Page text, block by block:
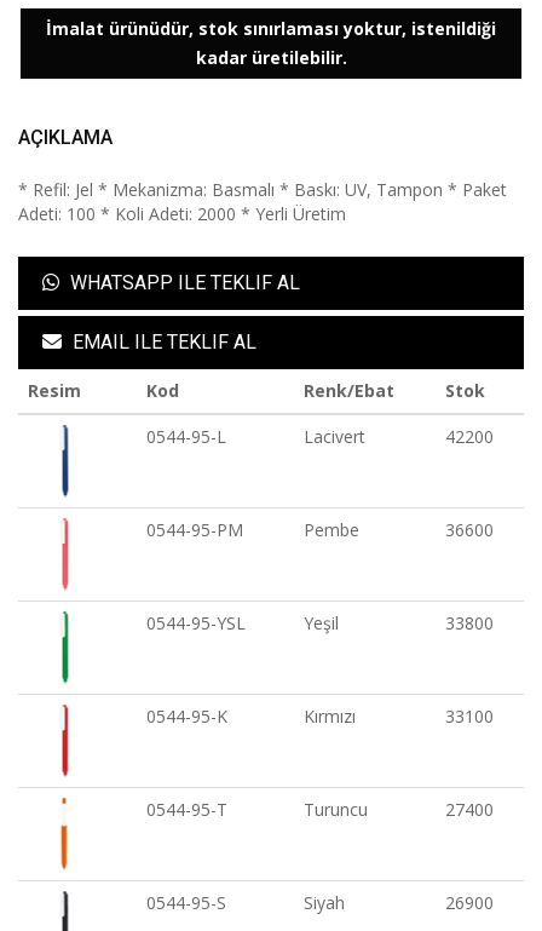
İmalat ürünüdür, stok sınırlaması yoktur, istenildiği
kadar üretilebilir.
AÇIKLAMA
* Refil: Jel * Mekanizma: Basmalı * Baskı: UV, Tampon * Paket
Adeti: 100 * Koli Adeti: 2000 * Yerli Üretim
WHATSAPP ILE TEKLIF AL
EMAIL ILE TEKLIF AL
Resim Kod Renk/Ebat
Stok
0544-95-L
Lacivert 42200
0544-95-PM Pembe 36600
0544-95-YSL Yeşil 33800
0544-95-K Kırmızı 33100
0544-95-T Turuncu 27400
0544-95-S Siyah 26900